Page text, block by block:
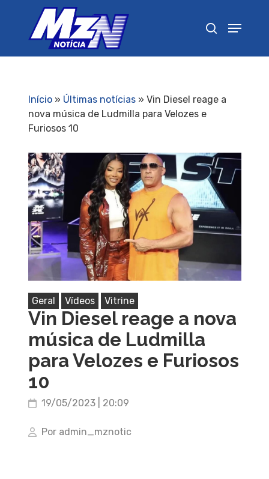
Início» Últimas notícias» Vin Diesel reage a
nova música de Ludmilla para Velozes e
Furiosos 10
Geral Vídeos Vitrine
Vin Diesel reage a nova
música de Ludmilla
para Velozes e Furiosos
10
19/05/2023 | 20:09
Por admin_mznotic